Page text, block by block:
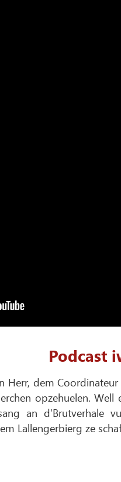
Podcast
Herr, dem
opzehuelen.
an
Lallengerbierg ze